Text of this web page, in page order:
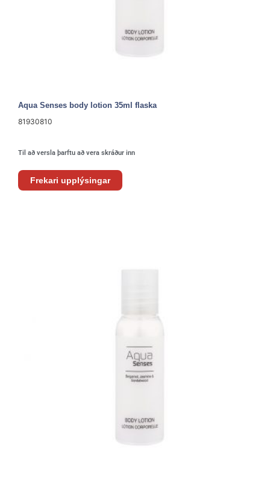
Aqua Senses body lotion 35ml flaska
81930810
Til að versla þarftu að vera skráður inn
Frekari upplýsingar